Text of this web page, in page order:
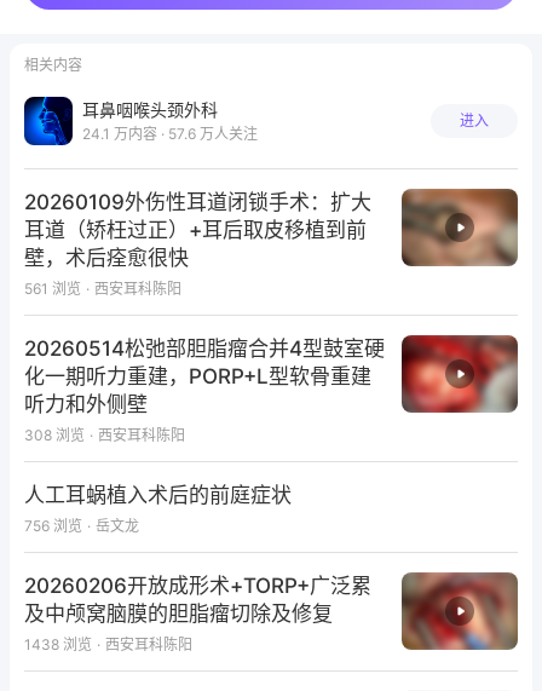
HIT）方法的产生，进一步完善了HIT技术，该方法与
巩膜探测线圈记录方法一样具有客观准确性，作为一种
便捷的检测技术已经在临床前庭周围性损伤评估中得到
成功运用，并且患者易于接受，甚至可以在眩晕急性期
应用。
法国Ulmer教授对v-HIT技术做了进一步改进和完善，
同时以六个半规管图的形式呈现检测结果，使HIT技术
更加便捷、直观。通过摄像头记录HIT中眼球的水平、
垂直、斜向及旋转运动，可实现分别检测两耳六个半规
管的功能状态，弥补了以往HIT技术对垂直半规管损伤
难以查知的缺陷。
机制：
头部低速运动的时候，视觉是主要掌控的器官；中速运
动时，视觉和前庭觉都参与保持视觉稳定；而在高速运
动过程中（5Hz左右），只有前庭系统参与，此时眼动
相关内容
耳鼻咽喉头颈外科
24.1 万内容 · 57.6 万人关注
进入
20260109外伤性耳道闭锁手术：扩大
耳道（矫枉过正）+耳后取皮移植到前
壁，术后痊愈很快
561 浏览 · 西安耳科陈阳
20260514松弛部胆脂瘤合并4型鼓室硬
化一期听力重建，PORP+L型软骨重建
听力和外侧壁
308 浏览 · 西安耳科陈阳
人工耳蜗植入术后的前庭症状
756 浏览 · 岳文龙
20260206开放成形术+TORP+广泛累
及中颅窝脑膜的胆脂瘤切除及修复
1438 浏览 · 西安耳科陈阳